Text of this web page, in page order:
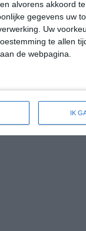
alvorens akkoord te
gegevens uw
Uw
te allen
de webpagina.
IK
Z 1
00:00
voor